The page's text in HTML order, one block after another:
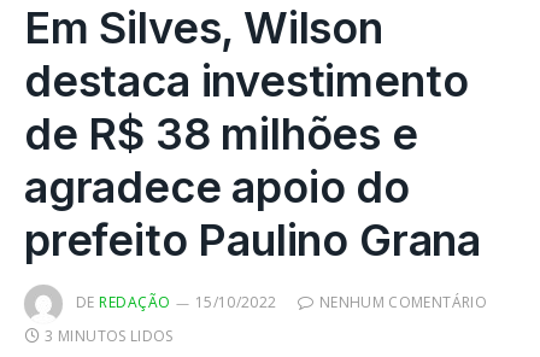
Em Silves, Wilson
destaca investimento
de R$ 38 milhões e
agradece apoio do
prefeito Paulino Grana
DE REDAÇÃO 15/10/2022
NENHUM COMENTÁRIO
3 MINUTOS LIDOS